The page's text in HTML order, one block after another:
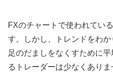
FXのチャートで使われてい
す。しかし、トレンドをわ
足のだましをなくすために
るトレーダーは少なくありま